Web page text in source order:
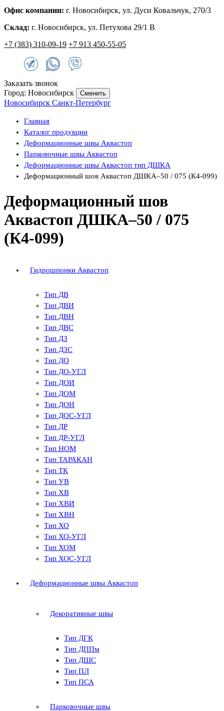
Офис компании: г. Новосибирск, ул. Дуси Ковальчук, 270/3
Склад: г. Новосибирск, ул. Петухова 29/1 В
+7 (383) 310-09-19 +7 913 450-55-05
Заказать звонок
Город: Новосибирск
Сменить
Новосибирск Санкт-Петербург
Главная
Каталог продукции
Деформационные швы Аквастоп
Парковочные швы Аквастоп
Деформационные швы Аквастоп тип ДШКА
Деформационный шов Аквастоп ДШКА–50 / 075 (К4-099)
Деформационный шов
Аквастоп ДШКА–50 / 075
(К4-099)
Гидрошпонки Аквастоп
Тип ДВ
Тип ДВИ
Тип ДВН
Тип ДВС
Тип ДЗ
Тип ДЗС
Тип ДО
Тип ДО-УГЛ
Тип ДОИ
Тип ДОМ
Тип ДОН
Тип ДОС-УГЛ
Тип ДР
Тип ДР-УГЛ
Тип НОМ
Тип ТАРАКАН
Тип ТК
Тип УВ
Тип ХВ
Тип ХВИ
Тип ХВН
Тип ХО
Тип ХО-УГЛ
Тип ХОМ
Тип ХОС-УГЛ
Деформационные швы Аквастоп
Декоративные швы
Тип ДГК
Тип ДППм
Тип ДШС
Тип ПЛ
Тип ПСА
Парковочные швы